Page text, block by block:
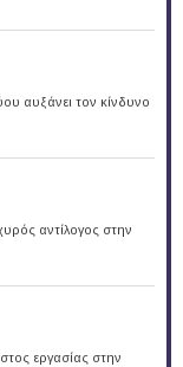
αυξάνει τον κίνδυνο
αντίλογος στην
εργασίας στην